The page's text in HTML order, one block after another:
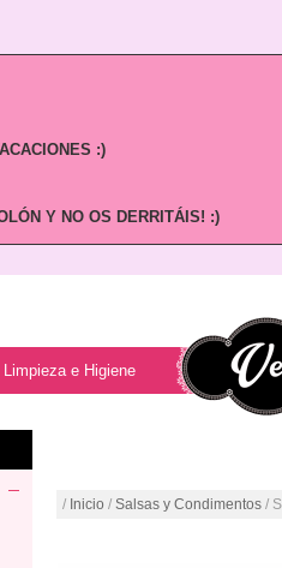
:)
Y NO OS DERRITÁIS! :)
Limpieza e Higiene
/ Inicio / Salsas y Condimentos /